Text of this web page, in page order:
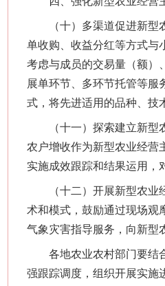
（十）多渠道促进新型农
单收购、收益分红等方式与
考虑与成员的交易量（额）
展单环节、多环节托管等服
式，将先进适用的品种、技
（十一）探索建立新型农
农户增收作为新型农业经营
实施成效跟踪和结果运用，
（十二）开展新型农业经
术和模式，鼓励通过现场观
气象灾害指导服务，向新型
各地农业农村部门要结合
强跟踪调度，组织开展实施
网上购药对药下症？
这是一记警钟！